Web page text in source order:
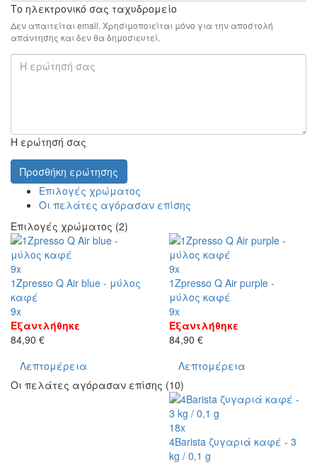
Το ηλεκτρονικό σας ταχυδρομείο
Δεν απαιτείται email. Χρησιμοποιείται μόνο για την αποστολή
απάντησης και δεν θα δημοσιευτεί.
Η ερώτησή σας
Προσθήκη ερώτησης
Επιλογές χρώματος
Οι πελάτες αγόρασαν επίσης
Επιλογές χρώματος (2)
9x
1Zpresso Q Air blue - μύλος
καφέ
9x
Εξαντλήθηκε
84,90 €
Λεπτομέρεια
9x
1Zpresso Q Air purple -
μύλος καφέ
9x
Εξαντλήθηκε
84,90 €
Λεπτομέρεια
Οι πελάτες αγόρασαν επίσης (10)
18x
4Barista ζυγαριά καφέ - 3
kg / 0,1 g